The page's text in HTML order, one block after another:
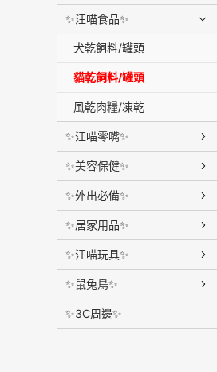
✨汪喵食品✨
犬乾飼料/罐頭
貓乾飼料/罐頭
風乾肉糧/凍乾
✨汪喵零嘴✨
✨美容保健✨
✨外出必備✨
✨居家用品✨
✨汪喵玩具✨
✨鼠兔鳥✨
✨3C周邊✨